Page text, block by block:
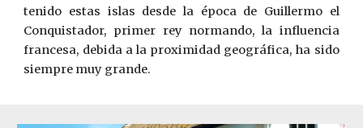
tenido estas islas desde la época de Guillermo el
Conquistador, primer rey normando, la influencia
francesa, debida a la proximidad geográfica, ha sido
siempre muy grande.